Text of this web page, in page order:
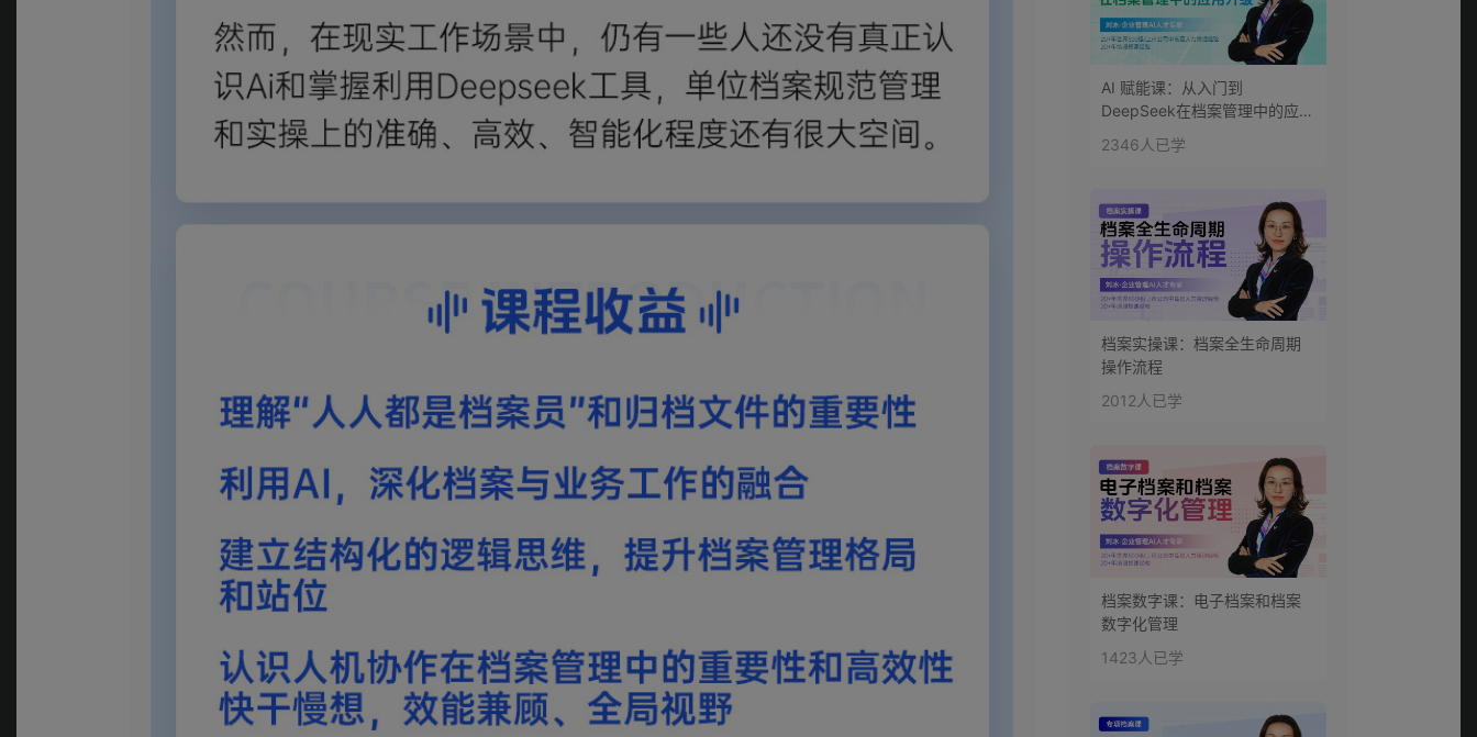
AI 赋能课：从入门到
DeepSeek在档案管理中的应用
2346人已学
档案实操课：档案全生命周期
操作流程
2012人已学
档案数字课：电子档案和档案
数字化管理
1423人已学